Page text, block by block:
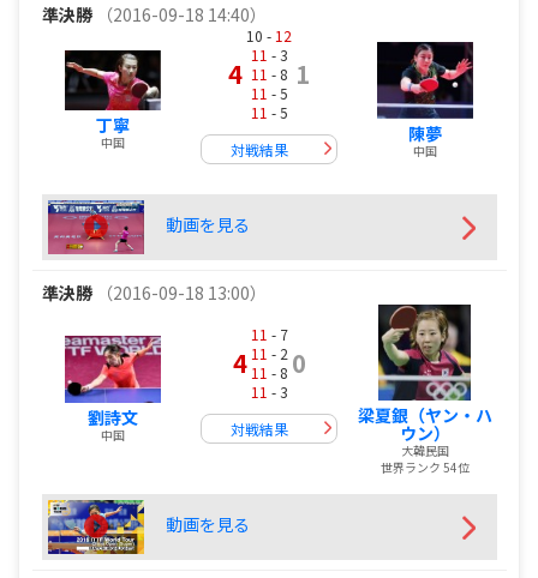
準決勝 （2016-09-18 14:40）
丁寧
中国
4
10 - 12
11 - 3
11 - 8
11 - 5
11 - 5
1
対戦結果
陳夢
中国
動画を見る
準決勝 （2016-09-18 13:00）
劉詩文
中国
4
11 - 7
11 - 2
11 - 8
11 - 3
0
対戦結果
梁夏銀（ヤン・ハ
ウン）
大韓民国
世界ランク 54位
動画を見る